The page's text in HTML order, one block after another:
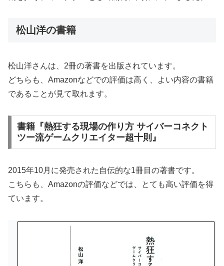
松山洋の書籍
松山洋さんは、2冊の著書を出版されています。
どちらも、Amazonなどでの評価は高く、よい内容の書籍
であることが見て取れます。
書籍『熱狂する現場の作り方 サイバーコネクト
ツー流ゲームクリエイター超十則』
2015年10月に発売された自伝的な1冊目の著書です。
こちらも、Amazonの評価などでは、とても高い評価を得
ています。